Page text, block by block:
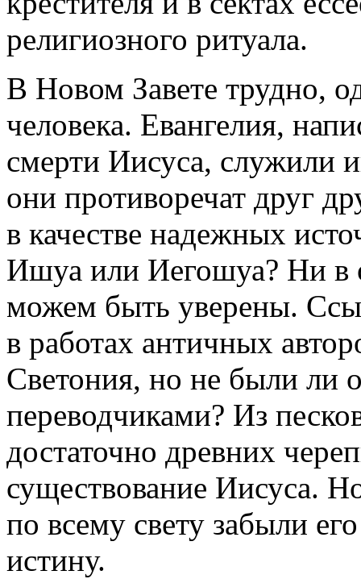
религиозного ритуала.
В Новом Завете трудно,
человека. Евангелия,
смерти Иисуса, служили
они противоречат друг
в качестве надежных
Ишуа или Иегошуа? Ни в
можем быть уверены.
в работах античных
Светония, но не были ли
переводчиками? Из
достаточно древних
существование Иисуса.
по всему свету забыли
истину.